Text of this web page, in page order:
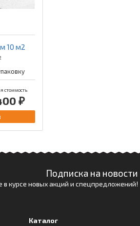
10 м2
стоимость
₽
Подписка на новости
в курсе новых акций и спецпредложений!
Каталог